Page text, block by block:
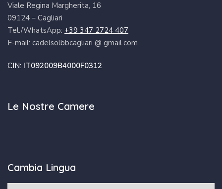
Viale Regina Margherita, 16
09124 – Cagliari
Tel./WhatsApp: +39 347 2724 407
E-mail: cadelsolbbcagliari @ gmail.com
CIN: IT092009B4000F0312
Le Nostre Camere
Cambia Lingua